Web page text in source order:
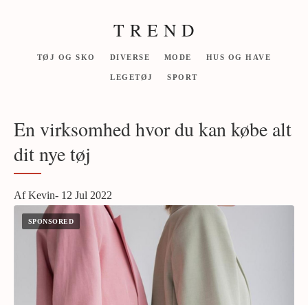
T R E N D
TØJ OG SKO DIVERSE MODE HUS OG HAVE
LEGETØJ SPORT
En virksomhed hvor du kan købe alt
dit nye tøj
Af Kevin- 12 Jul 2022